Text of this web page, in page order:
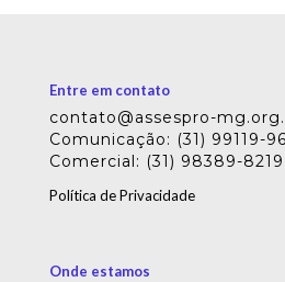
Entre em contato
contato@assespro-
Comunicação: (31) 99119-
Comercial: (31) 98389-8219
Política de Privacidade
Onde estamos